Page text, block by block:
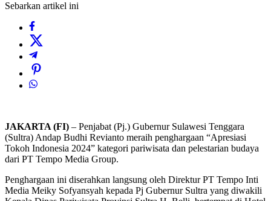
Sebarkan artikel ini
JAKARTA (FI) – Penjabat (Pj.) Gubernur Sulawesi Tenggara
(Sultra) Andap Budhi Revianto meraih penghargaan “Apresiasi
Tokoh Indonesia 2024” kategori pariwisata dan pelestarian budaya
dari PT Tempo Media Group.
Penghargaan ini diserahkan langsung oleh Direktur PT Tempo Inti
Media Meiky Sofyansyah kepada Pj Gubernur Sultra yang diwakili